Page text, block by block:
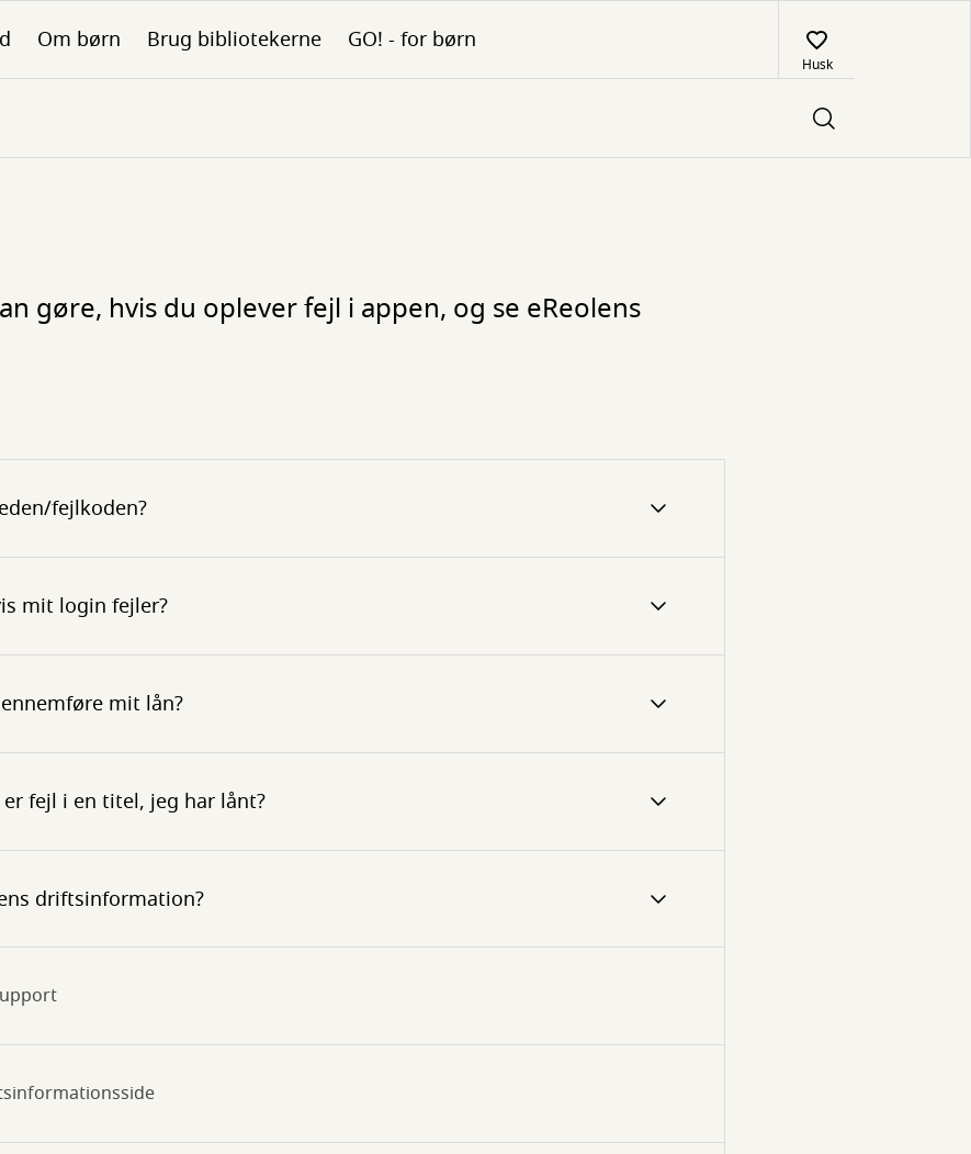
Om børn Brug bibliotekerne GO! - for børn
Husk
gøre, hvis du oplever fejl i appen, og se eReolens
fejlkoden?
mit login fejler?
mit lån?
fejl i en titel, jeg har lånt?
driftsinformation?